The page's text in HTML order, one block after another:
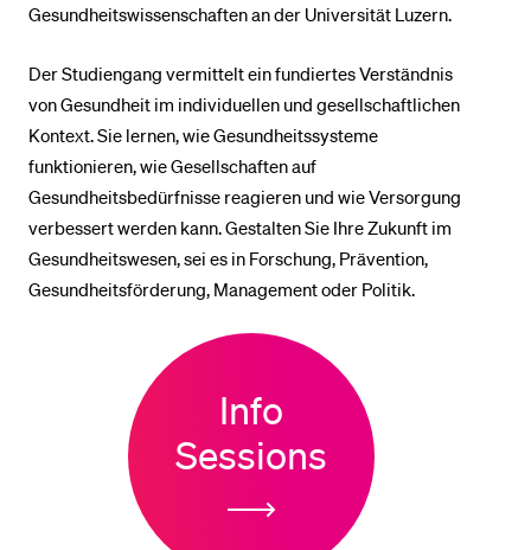
Gesundheitswissenschaften an der Universität Luzern.
Der Studiengang vermittelt ein fundiertes Verständnis
von Gesundheit im individuellen und gesellschaftlichen
Kontext. Sie lernen, wie Gesundheitssysteme
funktionieren, wie Gesellschaften auf
Gesundheitsbedürfnisse reagieren und wie Versorgung
verbessert werden kann. Gestalten Sie Ihre Zukunft im
Gesundheitswesen, sei es in Forschung, Prävention,
Gesundheitsförderung, Management oder Politik.
Info
Sessions
Medien
BELIEBTE INHALTE
Vorlesungsverzeichnis
Bibliothek
Sportangebot
Menuplan Mensa
Anmeldung und Zulassung